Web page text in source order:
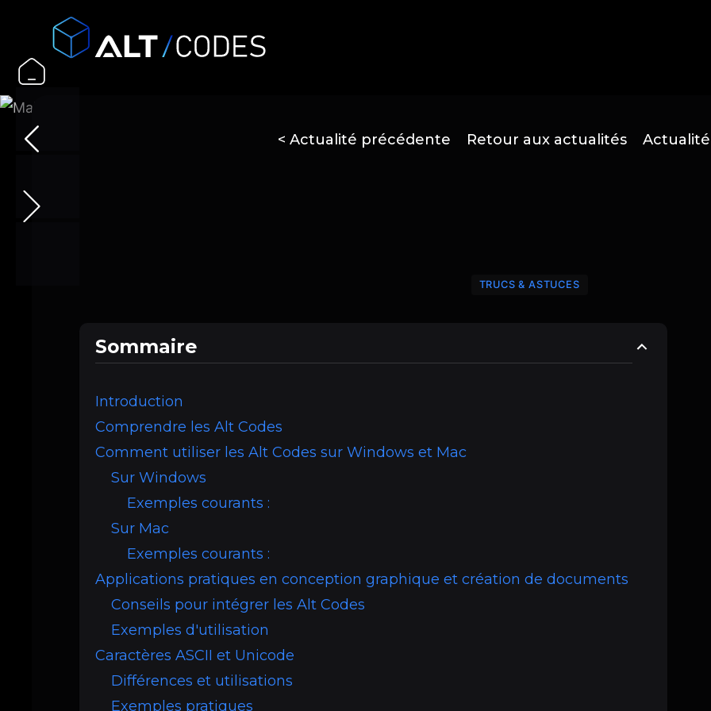
< Actualité précédente Retour aux actualités
TRUCS & ASTUCES
Sommaire
Introduction
Comprendre les Alt Codes
Comment utiliser les Alt Codes sur Windows et Mac
Sur Windows
Exemples courants :
Sur Mac
Exemples courants :
Applications pratiques en conception graphique et création de documents
Conseils pour intégrer les Alt Codes
Exemples d'utilisation
Caractères ASCII et Unicode
Différences et utilisations
Exemples pratiques